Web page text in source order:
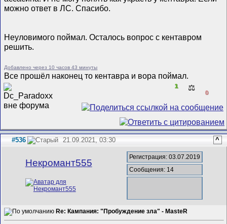
можно ответ в ЛС. Спасибо.
Неуловимого поймал. Осталось вопрос с кентавром
решить.
Добавлено через 10 часов 43 минуты
Все прошёл наконец то кентавра и вора поймал.
1 ⚖️
0
#536 21.09.2021, 03:30 ^
Некромант555
Регистрация: 03.07.2019
Сообщения: 14
Re: Кампания: "Пробуждение зла" - MasteR